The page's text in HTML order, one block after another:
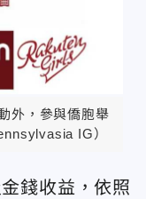
外，參與僑胞舉
IG）
錢收益，依照